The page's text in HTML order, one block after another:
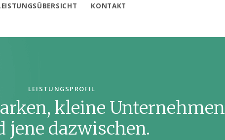
KONTAKT
LEISTUNGSPROFIL
kleine Unternehmen
jene dazwischen.